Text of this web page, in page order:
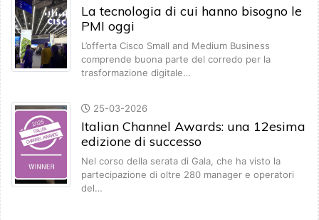
La tecnologia di cui hanno bisogno le
PMI oggi
L’offerta Cisco Small and Medium Business
comprende buona parte del corredo per la
trasformazione digitale…
25-03-2026
Italian Channel Awards: una 12esima
edizione di successo
Nel corso della serata di Gala, che ha visto la
partecipazione di oltre 280 manager e operatori
del…